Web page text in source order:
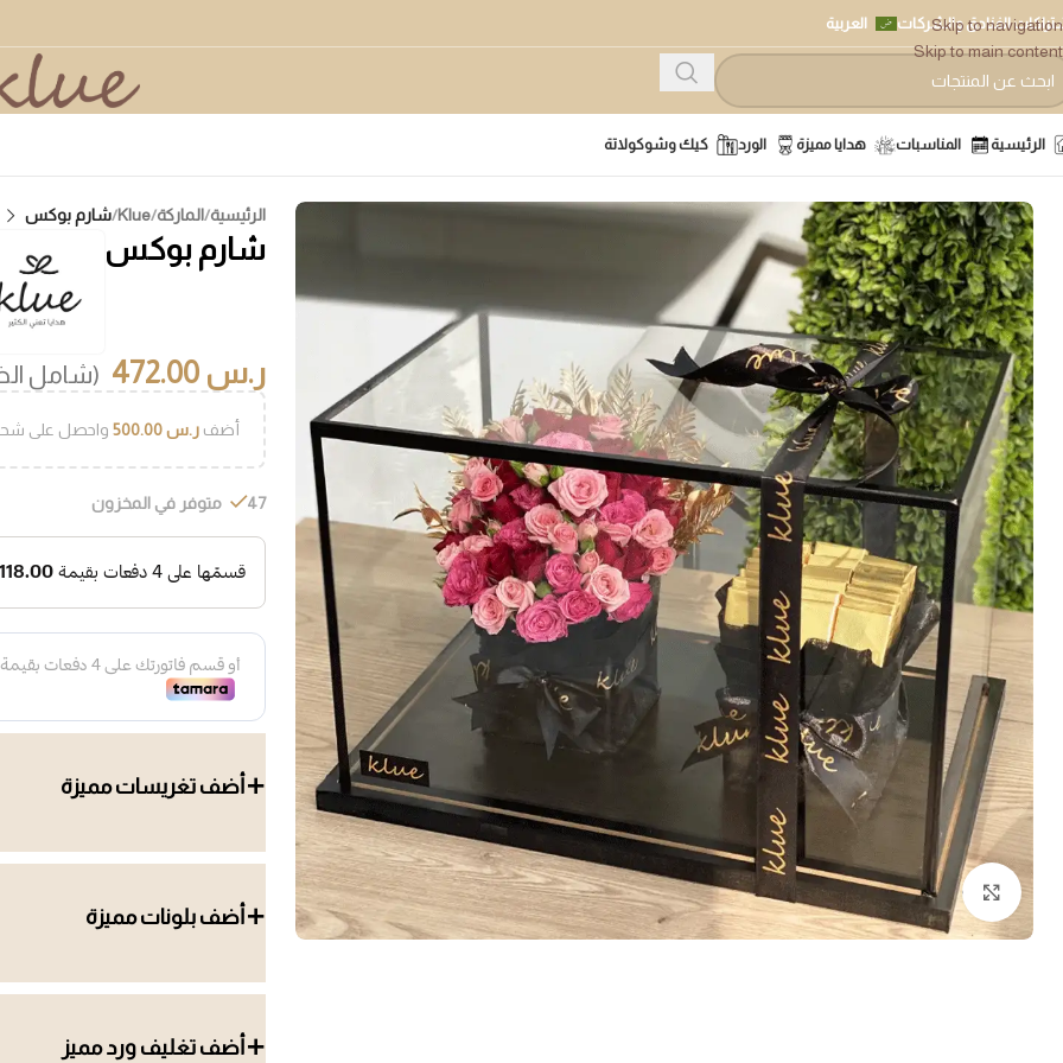
Skip to navigation
Skip to main content
الفنادق والشركات العربية
الرئيسية المناسبات هدايا مميزة الورد كيك وشوكولاتة
Click to enlarge
الرئيسية/الماركة/
Klue
/شارم بوكس
شارم بوكس
ر.س (شامل
أضف ر.س500.00 واحصل على
47 متوفر في المخزون
أضف تغريسات مميزة
أضف بلونات مميزة
أضف تغليف ورد مميز